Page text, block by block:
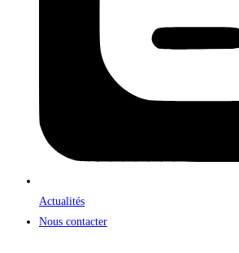
Actualités
Nous contacter